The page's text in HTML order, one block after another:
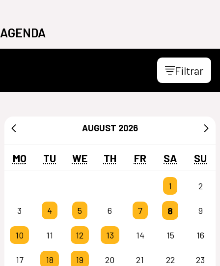
AGENDA
Filtrar
AUGUST 2026
MO TU WE TH FR SA SU
1 2
3 4 5 6 7 8 9
10 11 12 13 14 15 16
17 18 19 20 21 22 23